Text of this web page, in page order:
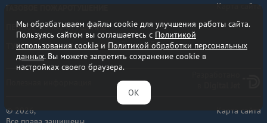
ГАЗОВОЕ ПОЖАРОТУШЕНИЕ
ПЕННОЕ ПОЖАРОТУШЕНИЕ
ТУШЕНИЕ ТОНКОРАСПЫЛЕННОЙ ВОДОЙ
Карта сайта
© 2026,
Карта сайта
Мы обрабатываем файлы cookie для улучшения работы сайта.
Пользуясь сайтом вы соглашаетесь с Политикой
использования cookie и Политикой обработки персональных
данных. Вы можете запретить сохранение cookie в
настройках своего браузера.
ОК